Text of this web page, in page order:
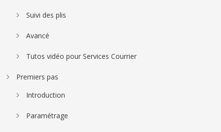
Suivi des plis
Avancé
Tutos vidéo pour Services Courrier
Premiers pas
Introduction
Paramétrage